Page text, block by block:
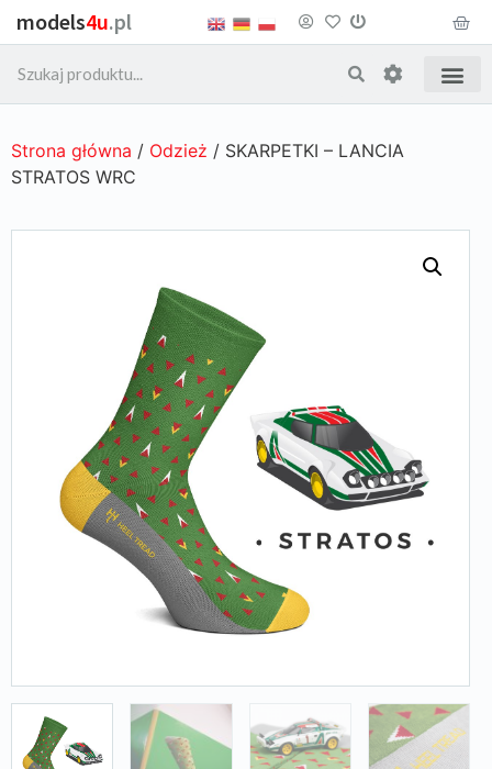
models4u.pl
Strona główna / Odzież / SKARPETKI – LANCIA
STRATOS WRC